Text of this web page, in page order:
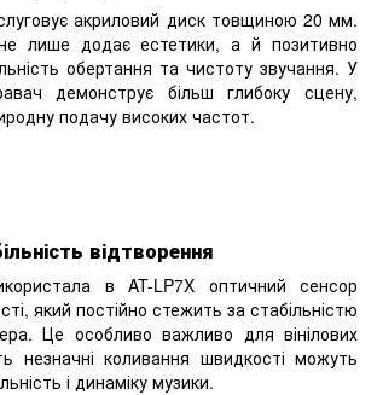
акриловий диск товщиною 20 мм.
лише додає естетики, а й позитивно
обертання та чистоту звучання. У
демонструє більш глибоку сцену,
подачу високих частот.
відтворення
в AT-LP7X оптичний сенсор
який постійно стежить за стабільністю
Це особливо важливо для вінілових
незначні коливання швидкості можуть
і динаміку музики.